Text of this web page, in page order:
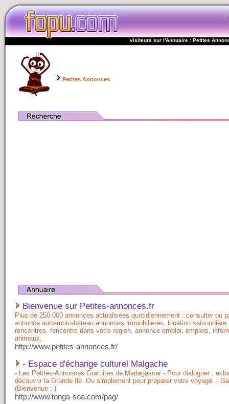
visiteurs sur l'Annuaire : Petites
Petites Annonces
Bienvenue sur Petites-annonces.fr
Plus de 250.000 annonces actualisées quotidiennement : consulter ou
annonce auto-moto-bateau,annonces immobilieres, location
rencontres, rencontre dans votre region, annonce emploi, emplois,
animaux,
http://www.petites-annonces.fr/
- Espace d'échange culturel Malgache
- Les Petites-Annonces Gratuites de Madagascar - Pour dialoguer ,
découvrir la Grande Ile .Ou simplement pour préparer votre voyage. -
(Bienvenue :-)
http://www.tonga-soa.com/pag/